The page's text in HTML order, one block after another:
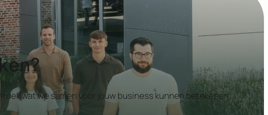
wat we samen voor jouw business kunnen betekenen.